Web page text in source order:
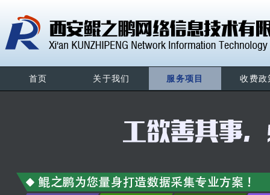
首页 关于我们 服务项目 收费政